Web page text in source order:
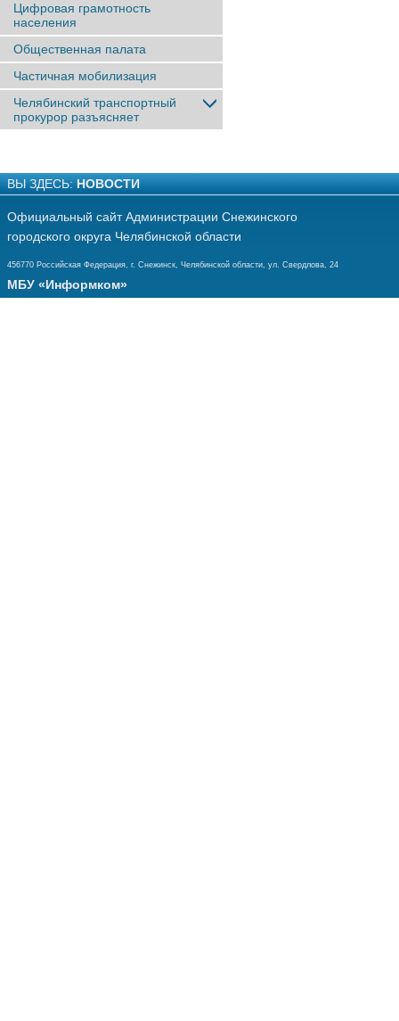
Цифровая грамотность
населения
Общественная палата
Частичная мобилизация
Челябинский транспортный
прокурор разъясняет
ВЫ ЗДЕСЬ: НОВОСТИ
Официальный сайт Администрации Снежинского
городского округа Челябинской области
456770 Российская Федерация, г. Снежинск, Челябинской области, ул. Свердлова, 24
МБУ «Информком»